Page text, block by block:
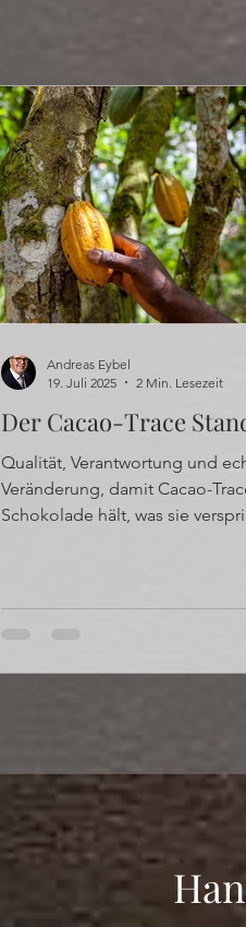
Der Cacao-Trace
Qualität, Verantwortung und
Veränderung, damit Cacao-
Schokolade hält, was sie
Andreas Eybel
19. Juli 2025
2 Min. Lesezeit